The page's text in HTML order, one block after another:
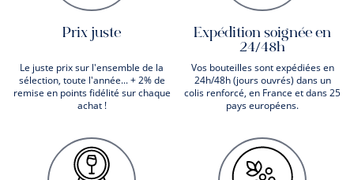
Prix juste
Le juste prix sur l'ensemble de la
sélection, toute l'année... + 2% de
remise en points fidélité sur chaque
achat !
Expédition soignée en
24/48h
Vos bouteilles sont expédiées en
24h/48h (jours ouvrés) dans un
colis renforcé, en France et dans 25
pays européens.